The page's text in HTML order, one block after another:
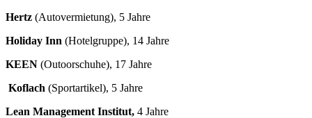
Hertz (Autovermietung), 5 Jahre
Holiday Inn (Hotelgruppe), 14 Jahre
KEEN (Outoorschuhe), 17 Jahre
Koflach (Sportartikel), 5 Jahre
Lean Management Institut, 4 Jahre